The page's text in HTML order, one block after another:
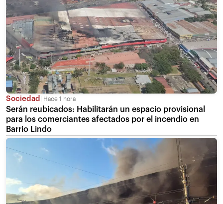
Sociedad Hace 1 hora
Serán reubicados: Habilitarán un espacio provisional
para los comerciantes afectados por el incendio en
Barrio Lindo